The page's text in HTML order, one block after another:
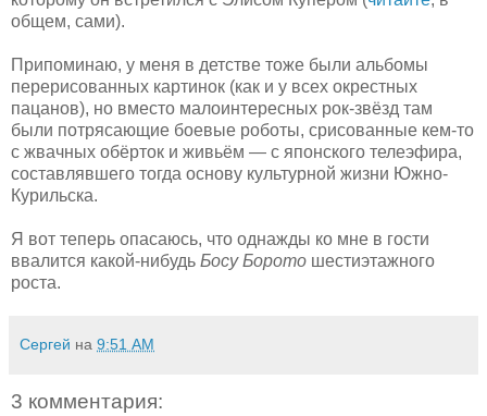
общем, сами).
Припоминаю, у меня в детстве тоже были альбомы
перерисованных картинок (как и у всех окрестных
пацанов), но вместо малоинтересных рок-звёзд там
были потрясающие боевые роботы, срисованные кем-то
с жвачных обёрток и живьём — с японского телеэфира,
составлявшего тогда основу культурной жизни Южно-
Курильска.
Я вот теперь опасаюсь, что однажды ко мне в гости
ввалится какой-нибудь Босу Борото шестиэтажного
роста.
Сергей на 9:51 AM
3 комментария: